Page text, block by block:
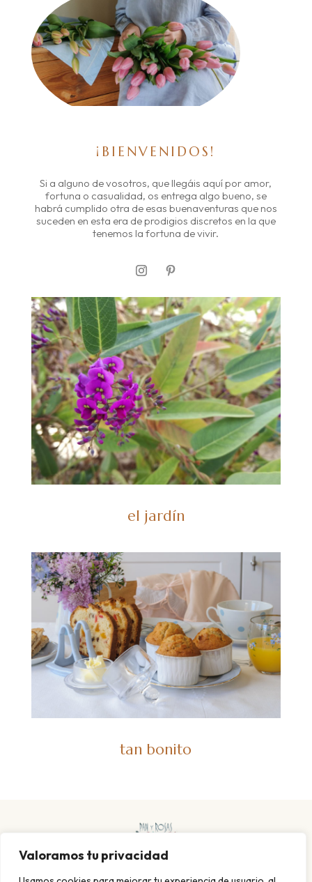
Valoramos tu privacidad
¡BIENVENIDOS!
Si a alguno de vosotros, que llegáis aquí por amor,
fortuna o casualidad, os entrega algo bueno, se
habrá cumplido otra de esas buenaventuras que nos
suceden en esta era de prodigios discretos en la que
tenemos la fortuna de vivir.
el jardín
tan bonito